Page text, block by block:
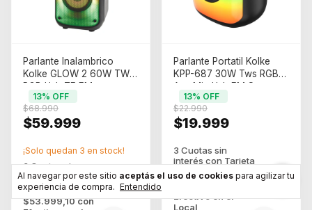
Al navegar por este sitio aceptás el uso de cookies para agilizar tu
experiencia de compra. Entendido
Parlante Inalambrico
Kolke GLOW 2 60W TWS
RGB Usb TF FM
$59.999
$68.990
13% OFF
$53.999,10con
¡Solo quedan 3 en stock!
Parlante Portatil Kolke
KPP-687 30W Tws RGB
Aux Mic Usb FM Soporte
Cel
$19.999
$22.990
13% OFF
Efectivo en el
Local